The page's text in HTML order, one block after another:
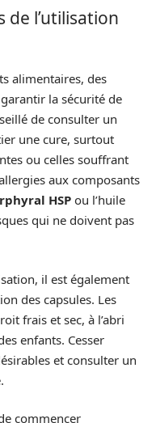
de l’utilisation
alimentaires, des
la sécurité de
de consulter un
une cure, surtout
ou celles souffrant
aux composants
HSP ou l’huile
qui ne doivent pas
il est également
des capsules. Les
frais et sec, à l’abri
enfants. Cesser
et consulter un
commencer